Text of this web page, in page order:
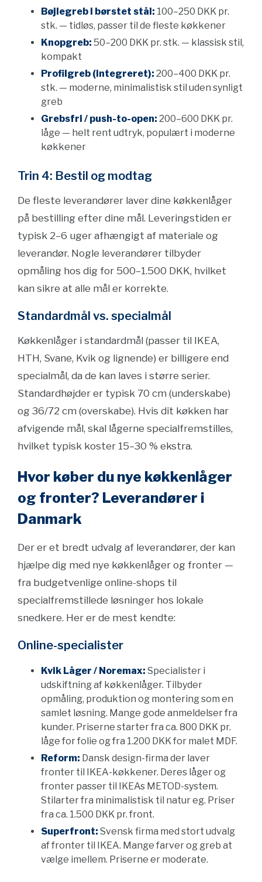
Bøjlegreb i børstet stål: 100–250 DKK pr.
stk. — tidløs, passer til de fleste køkkener
Knopgreb: 50–200 DKK pr. stk. — klassisk stil,
kompakt
Profilgreb (integreret): 200–400 DKK pr.
stk. — moderne, minimalistisk stil uden synligt
greb
Grebsfri / push-to-open: 200–600 DKK pr.
låge — helt rent udtryk, populært i moderne
køkkener
Trin 4: Bestil og modtag
De fleste leverandører laver dine køkkenlåger
på bestilling efter dine mål. Leveringstiden er
typisk 2–6 uger afhængigt af materiale og
leverandør. Nogle leverandører tilbyder
opmåling hos dig for 500–1.500 DKK, hvilket
kan sikre at alle mål er korrekte.
Standardmål vs. specialmål
Køkkenlåger i standardmål (passer til IKEA,
HTH, Svane, Kvik og lignende) er billigere end
specialmål, da de kan laves i større serier.
Standardhøjder er typisk 70 cm (underskabe)
og 36/72 cm (overskabe). Hvis dit køkken har
afvigende mål, skal lågerne specialfremstilles,
hvilket typisk koster 15–30 % ekstra.
Hvor køber du nye køkkenlåger
og fronter? Leverandører i
Danmark
Der er et bredt udvalg af leverandører, der kan
hjælpe dig med nye køkkenlåger og fronter —
fra budgetvenlige online-shops til
specialfremstillede løsninger hos lokale
snedkere. Her er de mest kendte:
Online-specialister
Kvik Låger / Noremax: Specialister i
udskiftning af køkkenlåger. Tilbyder
opmåling, produktion og montering som en
samlet løsning. Mange gode anmeldelser fra
kunder. Priserne starter fra ca. 800 DKK pr.
låge for folie og fra 1.200 DKK for malet MDF.
Reform: Dansk design-firma der laver
fronter til IKEA-køkkener. Deres låger og
fronter passer til IKEAs METOD-system.
Stilarter fra minimalistisk til natur eg. Priser
fra ca. 1.500 DKK pr. front.
Superfront: Svensk firma med stort udvalg
af fronter til IKEA. Mange farver og greb at
vælge imellem. Priserne er moderate.